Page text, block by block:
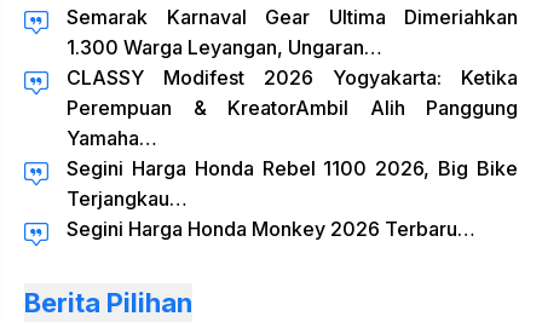
Semarak Karnaval Gear Ultima Dimeriahkan
1.300 Warga Leyangan, Ungaran…
CLASSY Modifest 2026 Yogyakarta: Ketika
Perempuan & KreatorAmbil Alih Panggung
Yamaha…
Segini Harga Honda Rebel 1100 2026, Big Bike
Terjangkau…
Segini Harga Honda Monkey 2026 Terbaru…
Berita Pilihan